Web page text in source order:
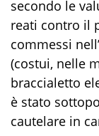
secondo le
reati contro il
commessi
(costui, nelle
braccialetto
è stato
cautelare in